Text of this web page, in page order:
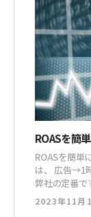
ROASを簡
ROASを簡単に
は、 広告→1時間くらいの動画1本→個別電話 という流れが
弊社の定番です。 ちなみに9割、非稼ぐ系案件で
なら、そちら
2023年11月